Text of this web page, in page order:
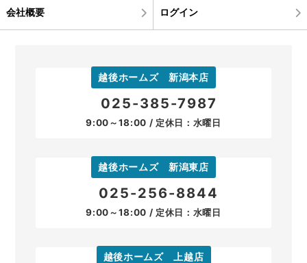
会社概要 ログイン
越後ホームズ 新潟本店
025-385-7987
9:00～18:00 / 定休日：水曜日
越後ホームズ 新潟東店
025-256-8844
9:00～18:00 / 定休日：水曜日
越後ホームズ 上越店